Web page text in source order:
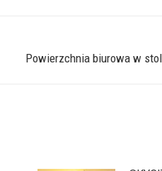
Powierzchnia biurowa w